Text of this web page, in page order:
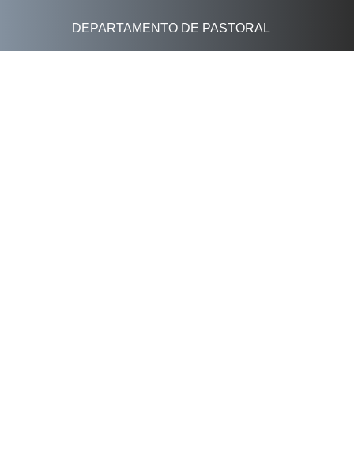
DEPARTAMENTO DE PASTORAL